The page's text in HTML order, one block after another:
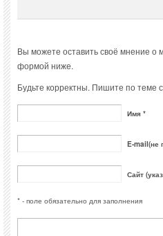
Вы можете оставить своё мнение о
формой ниже.
Будьте корректны. Пишите по теме
Имя *
E-mail(не
Сайт
* - поле обязательно для заполнения